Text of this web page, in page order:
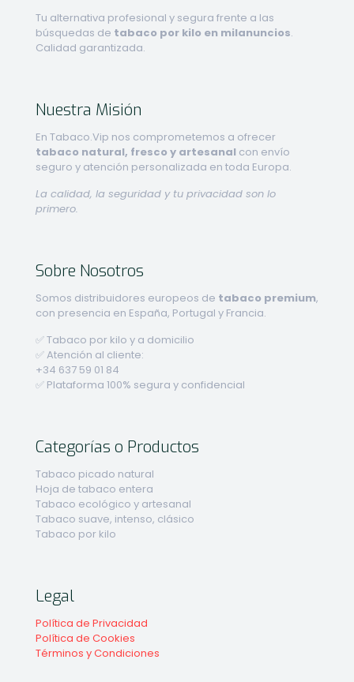
Tu alternativa profesional y segura frente a las
búsquedas de tabaco por kilo en milanuncios.
Calidad garantizada.
Nuestra Misión
En Tabaco.Vip nos comprometemos a ofrecer
tabaco natural, fresco y artesanal con envío
seguro y atención personalizada en toda Europa.
La calidad, la seguridad y tu privacidad son lo
primero.
Sobre Nosotros
Somos distribuidores europeos de tabaco premium,
con presencia en España, Portugal y Francia.
✅ Tabaco por kilo y a domicilio
✅ Atención al cliente:
+34 637 59 01 84
✅ Plataforma 100% segura y confidencial
Categorías o Productos
Tabaco picado natural
Hoja de tabaco entera
Tabaco ecológico y artesanal
Tabaco suave, intenso, clásico
Tabaco por kilo
Legal
Política de Privacidad
Política de Cookies
Términos y Condiciones